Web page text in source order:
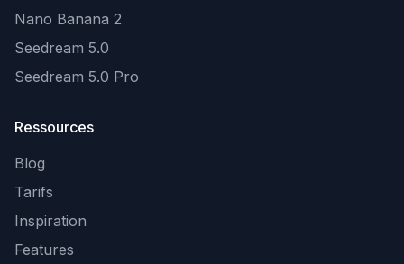
Nano Banana 2
Seedream 5.0
Seedream 5.0 Pro
Ressources
Blog
Tarifs
Inspiration
Features